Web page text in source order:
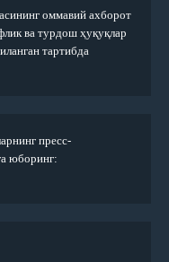
оммавий ахборот
ва турдош ҳуқуқлар
тартибда
пресс-
юборинг: